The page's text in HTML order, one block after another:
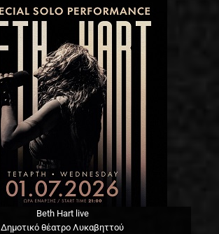
Beth Hart live
Δημοτικό θέατρο Λυκαβηττού